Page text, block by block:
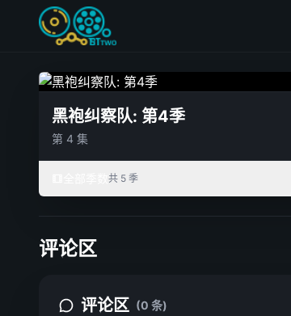
黑袍纠察队: 第4季
第 4 集
共 5 季
评论区
评论区 (0 条)